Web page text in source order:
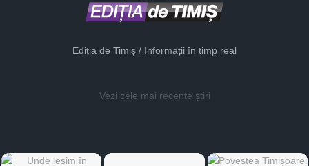
Ediția de Timiș / Informații în timp real
Vezi cele mai recente știri